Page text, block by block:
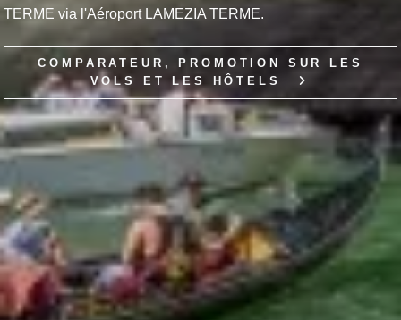
TERME via l'Aéroport LAMEZIA TERME.
COMPARATEUR, PROMOTION SUR LES
VOLS ET LES HÔTELS